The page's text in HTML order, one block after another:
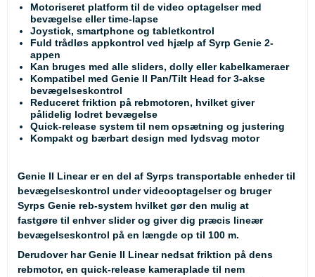
Motoriseret platform til de video optagelser med
bevægelse eller time-lapse
Joystick, smartphone og tabletkontrol
Fuld trådløs appkontrol ved hjælp af Syrp Genie 2-
appen
Kan bruges med alle sliders, dolly eller kabelkameraer
Kompatibel med Genie II Pan/Tilt Head for 3-akse
bevægelseskontrol
Reduceret friktion på rebmotoren, hvilket giver
pålidelig lodret bevægelse
Quick-release system til nem opsætning og justering
Kompakt og bærbart design med lydsvag motor
Genie II Linearer en del af Syrps transportable enheder til
bevægelseskontrol under videooptagelser og bruger
Syrps Genie reb-system hvilket gør den mulig at
fastgøre til enhver slider og giver dig præcis lineær
bevægelseskontrol på en længde op til 100 m.
Derudover har Genie II Linear nedsat friktion på dens
rebmotor, en quick-release kameraplade til nem